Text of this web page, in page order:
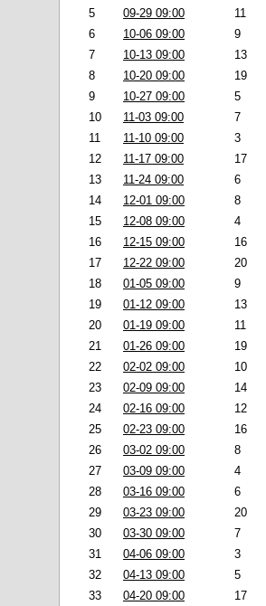
5
09-29 09:00 11
6 10-06 09:00 9
7 10-13 09:00 13
8
10-20 09:00 19
9
10-27 09:00 5
10 11-03 09:00 7
11
11-10 09:00 3
12 11-17 09:00 17
13 11-24 09:00 6
14
12-01 09:00 8
15 12-08 09:00 4
16 12-15 09:00 16
17 12-22 09:00 20
18 01-05 09:00 9
19
01-12 09:00 13
20
01-19 09:00 11
21
01-26 09:00 19
22 02-02 09:00 10
23
02-09 09:00 14
24 02-16 09:00 12
25 02-23 09:00 16
26 03-02 09:00 8
27 03-09 09:00 4
28
03-16 09:00 6
29 03-23 09:00 20
30 03-30 09:00 7
31 04-06 09:00 3
32
04-13 09:00 5
33 04-20 09:00 17